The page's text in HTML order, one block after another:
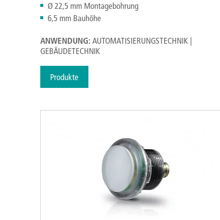
Ø 22,5 mm Montagebohrung
6,5 mm Bauhöhe
ANWENDUNG:AUTOMATISIERUNGSTECHNIK |
GEBÄUDETECHNIK
Produkte